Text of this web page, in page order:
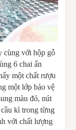
cùng với hộp gỗ
6 chai ấn
một chất rượu
một lớp bảo vệ
màu đỏ, nút
kì trong từng
với chất lượng